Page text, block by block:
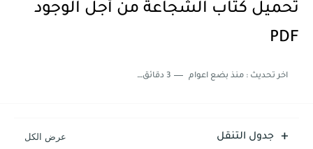
تحميل كتاب الشجاعة من أجل الوجود
PDF
اخر تحديث :منذ بضع اعوام 3 دقائق للقراءة
جدول التنقل